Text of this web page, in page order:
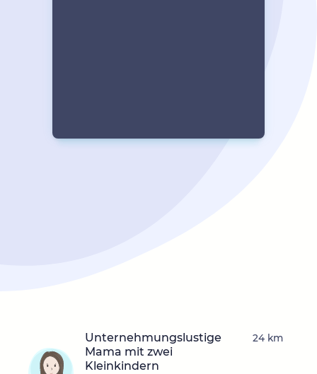
Unternehmungslustige
Mama mit zwei
Kleinkindern
24 km